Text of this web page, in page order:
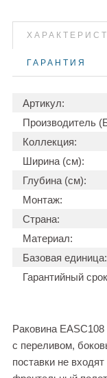
ГАРАНТИЯ
Артикул:
Производитель
Коллекция:
Ширина (см):
Глубина (см):
Монтаж:
Страна:
Материал:
Базовая единица:
Гарантийный
Раковина
с переливом,
поставки не